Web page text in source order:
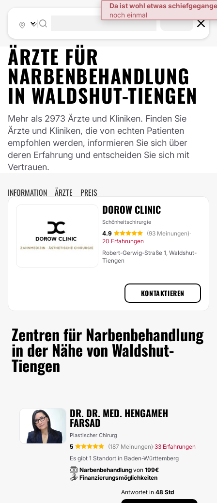
ÄRZTE FÜR
NARBENBEHANDLUNG
IN WALDSHUT-TIENGEN
Mehr als 2973 Ärzte und Kliniken. Finden Sie
Ärzte und Kliniken, die von echten Patienten
empfohlen werden, informieren Sie sich über
deren Erfahrung und entscheiden Sie sich mit
Vertrauen.
INFORMATION ÄRZTE PREIS
DOROW CLINIC
Schönheitschirurgie
4.9 (93 Meinungen)·
20 Erfahrungen
Robert-Gerwig-Straße 1, Waldshut-
Tiengen
KONTAKTIEREN
Zentren für Narbenbehandlung
in der Nähe von Waldshut-
Tiengen
DR. DR. MED. HENGAMEH
FARSAD
Plastischer Chirurg
5 (187 Meinungen)·33 Erfahrungen
Es gibt 1 Standort in Baden-Württemberg
Narbenbehandlung von 199€
Finanzierungsmöglichkeiten
Antwortet in 48 Std